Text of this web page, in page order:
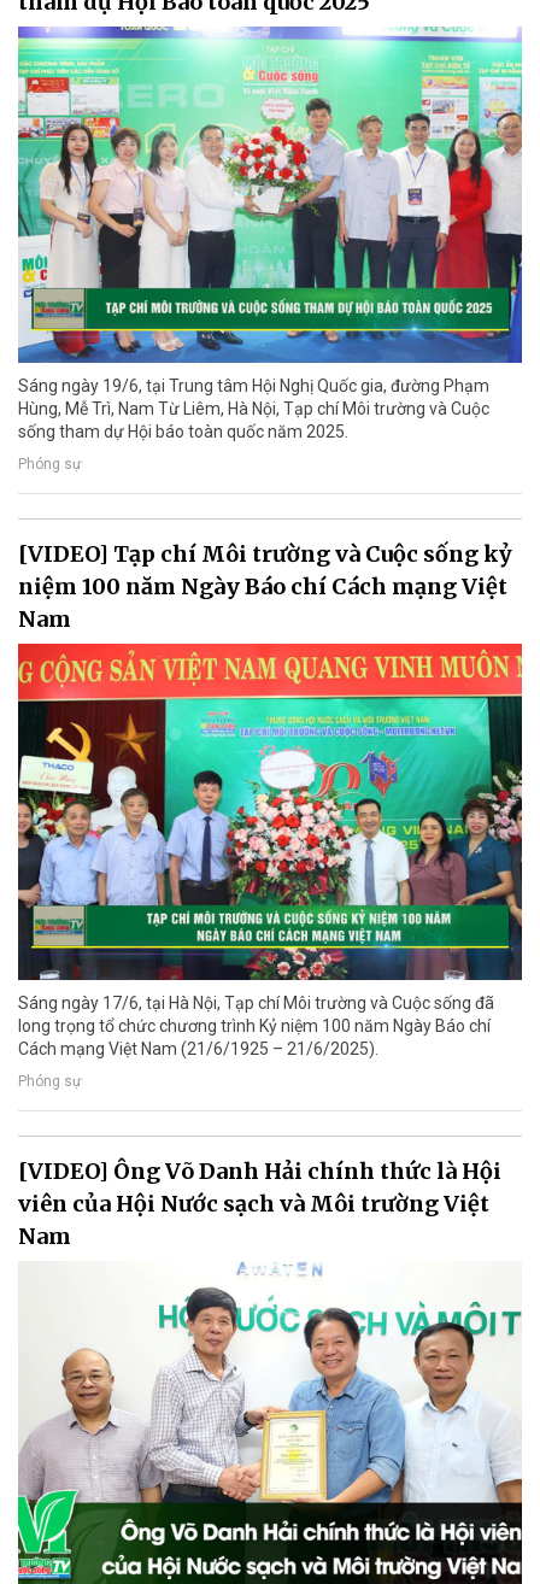
Sáng ngày 19/6, tại Trung tâm Hội Nghị Quốc gia, đường Phạm
Hùng, Mễ Trì, Nam Từ Liêm, Hà Nội, Tạp chí Môi trường và Cuộc
sống tham dự Hội báo toàn quốc năm 2025.
Phóng sự
[VIDEO] Tạp chí Môi trường và Cuộc sống kỷ
niệm 100 năm Ngày Báo chí Cách mạng Việt
Nam
Sáng ngày 17/6, tại Hà Nội, Tạp chí Môi trường và Cuộc sống đã
long trọng tổ chức chương trình Kỷ niệm 100 năm Ngày Báo chí
Cách mạng Việt Nam (21/6/1925 – 21/6/2025).
Phóng sự
[VIDEO] Ông Võ Danh Hải chính thức là Hội
viên của Hội Nước sạch và Môi trường Việt
Nam